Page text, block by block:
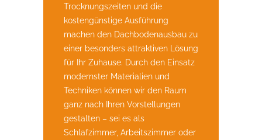
Trocknungszeiten und die
kostengünstige Ausführung
machen den Dachbodenausbau zu
einer besonders attraktiven Lösung
für Ihr Zuhause. Durch den Einsatz
modernster Materialien und
Techniken können wir den Raum
ganz nach Ihren Vorstellungen
gestalten – sei es als
Schlafzimmer, Arbeitszimmer oder